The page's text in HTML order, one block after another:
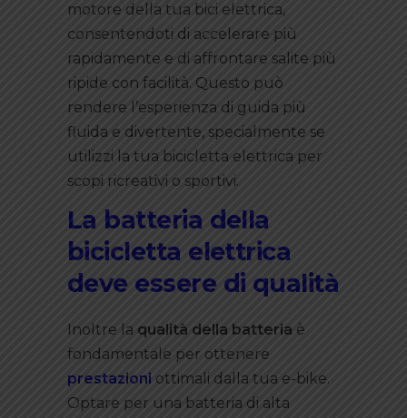
motore della tua bici elettrica,
consentendoti di accelerare più
rapidamente e di affrontare salite più
ripide con facilità. Questo può
rendere l’esperienza di guida più
fluida e divertente, specialmente se
utilizzi la tua bicicletta elettrica per
scopi ricreativi o sportivi.
La batteria della
bicicletta elettrica
deve essere di qualità
Inoltre la qualità della batteria è
fondamentale per ottenere
prestazioni ottimali dalla tua e-bike.
Optare per una batteria di alta